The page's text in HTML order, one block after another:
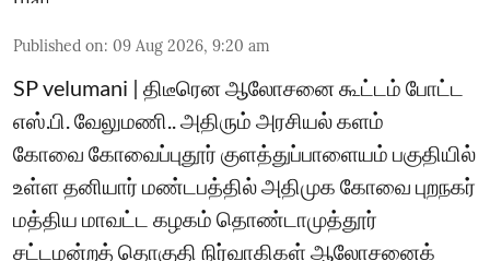
Published on: 09 Aug 2026, 9:20 am
SP velumani | திடீரென ஆலோசனை கூட்டம் போட்ட
எஸ்.பி. வேலுமணி.. அதிரும் அரசியல் களம்
கோவை கோவைப்புதூர் குளத்துப்பாளையம் பகுதியில்
உள்ள தனியார் மண்டபத்தில் அதிமுக கோவை புறநகர்
மத்திய மாவட்ட கழகம் தொண்டாமுத்தூர்
சட்டமன்றத் தொகுதி நிர்வாகிகள் ஆலோசனைக்